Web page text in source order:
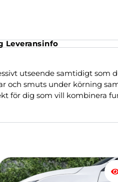
Leveransinfo
utseende samtidigt
och smuts under körning
för dig som vill kombinera